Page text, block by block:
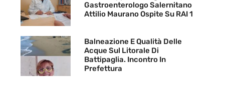
Gastroenterologo Salernitano
Attilio Maurano Ospite Su RAI 1
Balneazione E Qualità Delle
Acque Sul Litorale Di
Battipaglia. Incontro In
Prefettura